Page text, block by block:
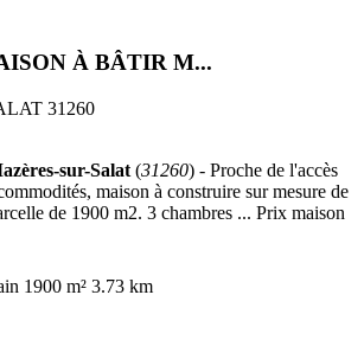
À BÂTIR M...
31260
sur-Salat (31260) - Proche de l'accès
maison à construire sur mesure de
de 1900 m2. 3 chambres ... Prix maison
1900 m² 3.73 km